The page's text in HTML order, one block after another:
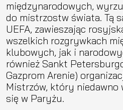
międzynarodowych,
do mistrzostw świata. Tą
UEFA, zawieszając
wszelkich rozgrywkach
klubowych, jak i
również Sankt
Gazprom Arenie)
Mistrzów, który niedawno
się w Paryżu.